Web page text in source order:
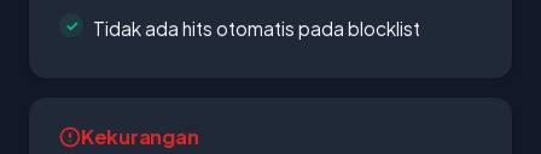
Tidak ada hits otomatis pada blocklist
Kekurangan